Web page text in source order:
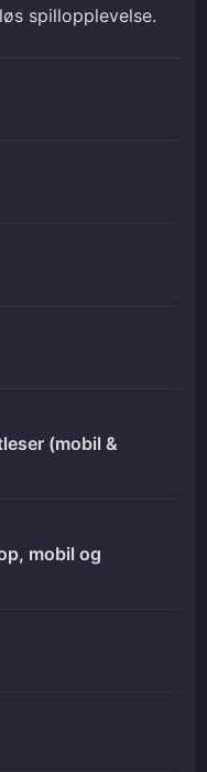
spillopplevelse.
(mobil &
mobil og